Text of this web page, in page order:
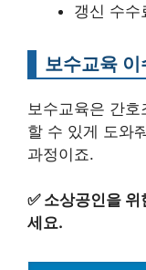
갱신 수수
보수교육 이
보수교육은 간
할 수 있게 도와
과정이죠.
✅ 소상공인을 위
세요.